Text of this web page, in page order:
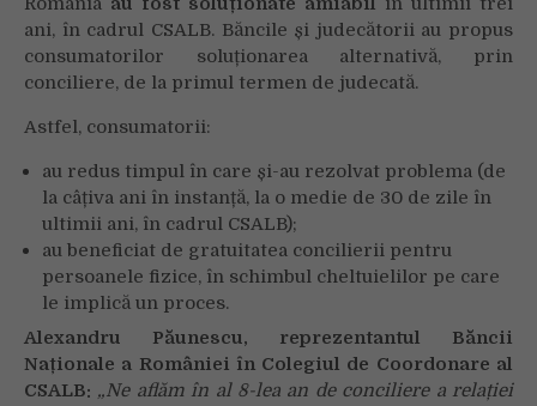
ani, în cadrul CSALB. Băncile și judecătorii au propus
consumatorilor soluționarea alternativă, prin
conciliere, de la primul termen de judecată.
Astfel, consumatorii:
au redus timpul în care și-au rezolvat problema (de
la câțiva ani în instanță, la o medie de 30 de zile în
ultimii ani, în cadrul CSALB);
au beneficiat de gratuitatea concilierii pentru
persoanele fizice, în schimbul cheltuielilor pe care
le implică un proces.
Alexandru Păunescu, reprezentantul Băncii
Naționale a României în Colegiul de Coordonare al
CSALB: „Ne aflăm în al 8-lea an de conciliere a relației